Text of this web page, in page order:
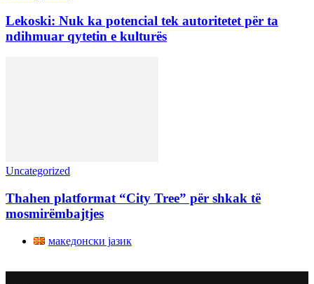
Lekoski: Nuk ka potencial tek autoritetet për ta
ndihmuar qytetin e kulturës
Uncategorized
Thahen platformat “City Tree” për shkak të
mosmirëmbajtjes
македонски јазик